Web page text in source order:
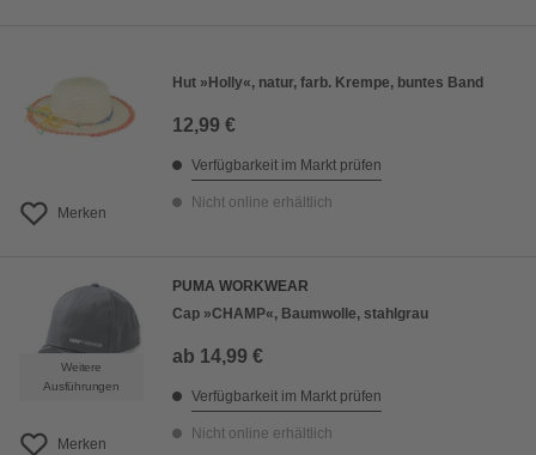
Merken
Hut »Holly«, natur, farb. Krempe, buntes Band
12,99 €
Verfügbarkeit im Markt prüfen
Nicht online erhältlich
Weitere
Ausführungen
Merken
PUMA WORKWEAR
Cap »CHAMP«, Baumwolle, stahlgrau
ab 14,99 €
Verfügbarkeit im Markt prüfen
Nicht online erhältlich